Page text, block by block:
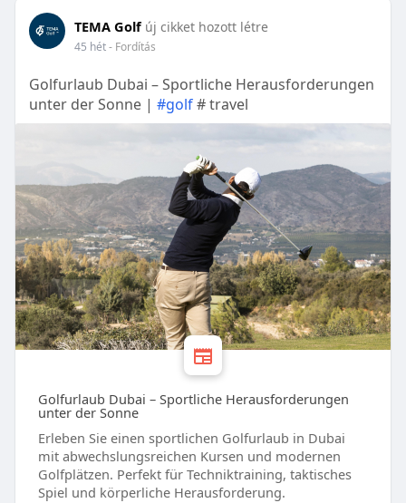
TEMA Golf új cikket hozott létre
45 hét- Fordítás
Golfurlaub Dubai – Sportliche Herausforderungen
unter der Sonne | #golf# travel
Golfurlaub Dubai – Sportliche Herausforderungen
unter der Sonne
Erleben Sie einen sportlichen Golfurlaub in Dubai
mit abwechslungsreichen Kursen und modernen
Golfplätzen. Perfekt für Techniktraining, taktisches
Spiel und körperliche Herausforderung.